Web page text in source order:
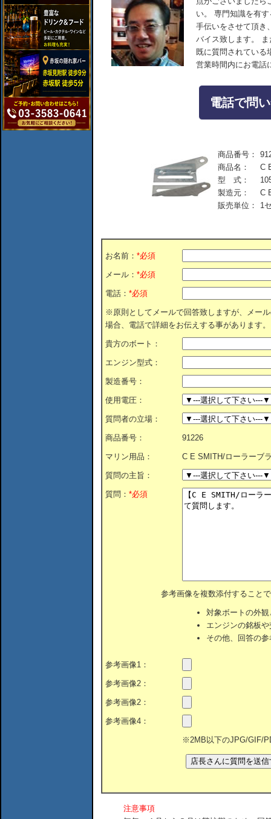
い。 専門知識を有
手伝いをさせて頂き
バイス致します。
既に質問されている
営業時間内にお電話
電話で問
商品番号：
商品名：
C
型 式：
製造元：
C
販売単位：
1
お名前： *必須
メール： *必須
電話： *必須
※原則としてメールで回答致しますが、メー
場合、電話で詳細をお伝えする事があります。
貴方のボート：
エンジン型式：
製造番号：
使用電圧：
質問者の立場：
商品番号： 91226
マリン用品： C E SMITH/ローラーブ
質問の主旨：
質問： *必須
参考画像を複数添付すること
対象ボートの外
エンジンの銘板
その他、回答の
参考画像1：
参考画像2：
参考画像2：
参考画像4：
※2MB以下のJPG/GIF/
注意事項